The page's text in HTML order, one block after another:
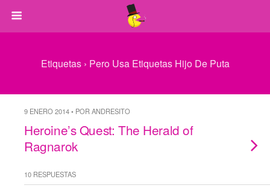
Etiquetas › Pero Usa Etiquetas Hijo De Puta
9 ENERO 2014 • POR ANDRESITO
Heroine’s Quest: The Herald of
Ragnarok
10 RESPUESTAS